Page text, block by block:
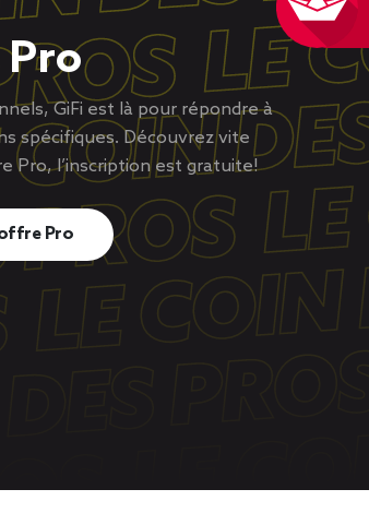
Pro
GiFi est là pour répondre à
spécifiques. Découvrez vite
Pro, l’inscription est gratuite!
Pro